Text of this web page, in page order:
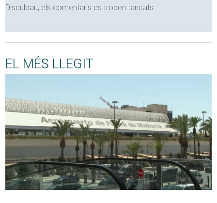
Disculpau, els comentaris es troben tancats
EL MÉS LLEGIT